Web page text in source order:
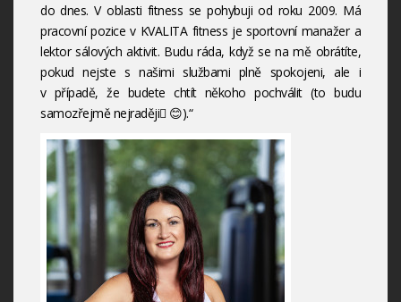
do dnes. V oblasti fitness se pohybuji od roku 2009. Má
pracovní pozice v KVALITA fitness je sportovní manažer a
lektor sálových aktivit. Budu ráda, když se na mě obrátíte,
pokud nejste s našimi službami plně spokojeni, ale i
v případě, že budete chtít někoho pochválit (to budu
samozřejmě nejraději 😊).“